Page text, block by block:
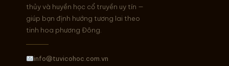
thủy và huyền học cổ truyền uy tín —
giúp bạn định hướng tương lai theo
tinh hoa phương Đông.
info@tuvicohoc.com.vn